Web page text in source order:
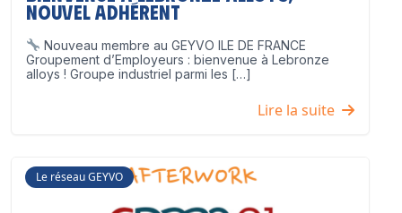
nouvel adhérent
Nouveau membre au GEYVO ILE DE FRANCE
Groupement d’Employeurs : bienvenue à Lebronze
alloys ! Groupe industriel parmi les […]
Lire la suite
Le réseau GEYVO